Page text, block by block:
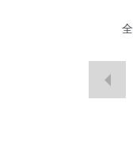
全